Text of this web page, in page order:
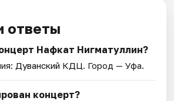
ответы
Нафкат Нигматуллин?
Дуванский КДЦ. Город — Уфа.
концерт?